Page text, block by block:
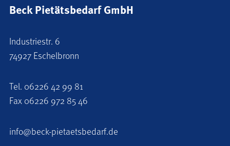
Beck Pietätsbedarf GmbH
Industriestr. 6
74927 Eschelbronn
Tel. 06226 42 99 81
Fax 06226 972 85 46
info@beck-pietaetsbedarf.de